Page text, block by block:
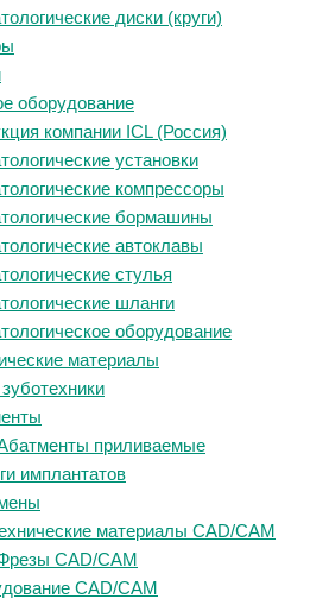
диски (круги)
оборудование
компании ICL (Россия)
установки
компрессоры
бормашины
автоклавы
стулья
шланги
оборудование
материалы
приливаемые
имплантатов
материалы CAD/CAM
CAD/CAM
CAD/CAM